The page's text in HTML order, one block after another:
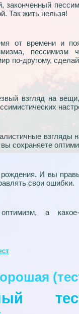
законченный
Так жить нельзя!
от времени и
пессимизм
по-другому,
взгляд на
взгляды
сохраняете
И вы
свои ошибки.
а какое-